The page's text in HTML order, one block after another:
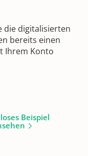
die digitalisierten
bereits einen
Ihrem Konto
Beispiel